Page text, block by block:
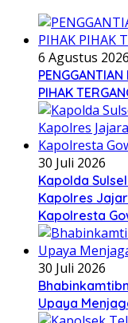
6 Agustus 2026
PIHAK
30 Juli 2026
Kapolda
Kapolres
Kapolresta
30 Juli 2026
Upaya